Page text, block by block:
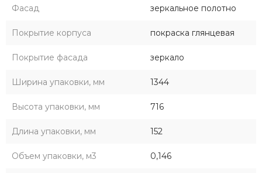
Фасад зеркальное полотно
Покрытие корпуса покраска глянцевая
Покрытие фасада зеркало
Ширина упаковки, мм 1344
Высота упаковки, мм 716
Длина упаковки, мм 152
Объем упаковки, м3 0,146